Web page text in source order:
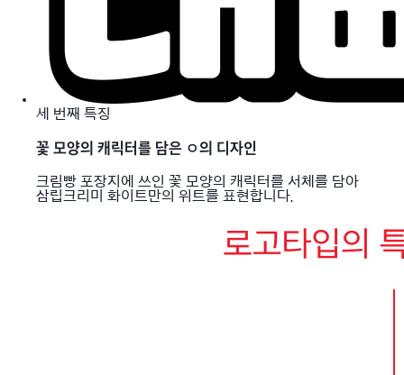
세 번째 특징
꽃 모양의 캐릭터를 담은 ㅇ의 디자인
크림빵 포장지에 쓰인 꽃 모양의 캐릭터를 서체를 담아
삼립크리미 화이트만의 위트를 표현합니다.